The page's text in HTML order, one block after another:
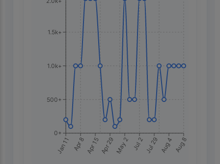
Jan 11 Apr 8 Apr 15Apr 29 May 2 Jul 2 Jul 29 Aug 4 Aug 8
0+
500+
1.0k+
1.5k+